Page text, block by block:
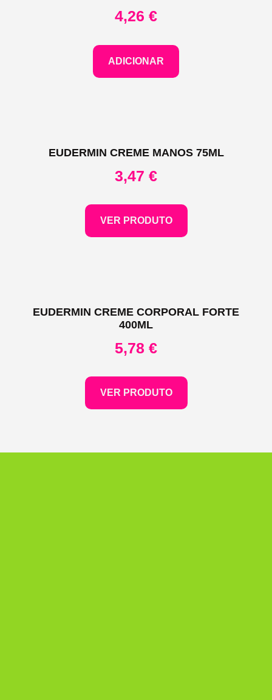
4,26 €
ADICIONAR
EUDERMIN CREME MANOS 75ML
3,47 €
VER PRODUTO
EUDERMIN CREME CORPORAL FORTE
400ML
5,78 €
VER PRODUTO